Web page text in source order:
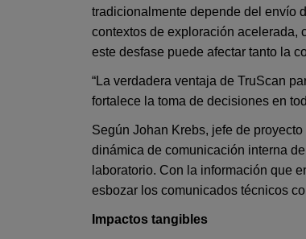
tradicionalmente depende del envío
contextos de exploración acelerada,
este desfase puede afectar tanto la
“La verdadera ventaja de TruScan
fortalece la toma de decisiones en
Según Johan Krebs, jefe de
dinámica de comunicación interna
laboratorio. Con la información que
esbozar los comunicados técnicos
Impactos tangibles